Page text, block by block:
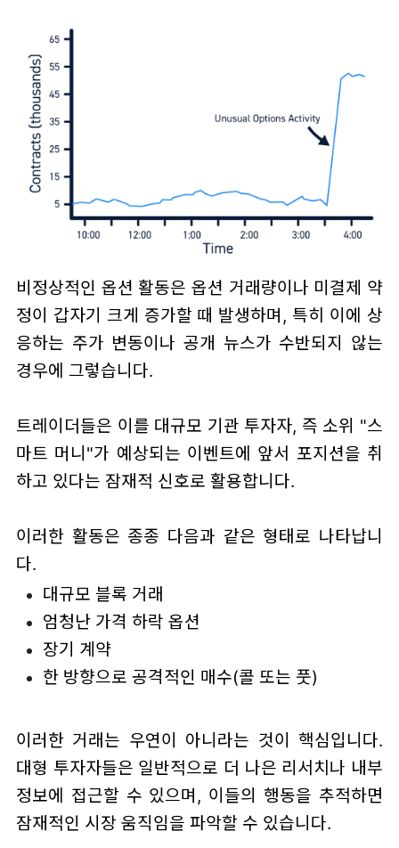
비정상적인 옵션 활동은 옵션 거래량이나 미결제 약
정이 갑자기 크게 증가할 때 발생하며, 특히 이에 상
응하는 주가 변동이나 공개 뉴스가 수반되지 않는
경우에 그렇습니다.
트레이더들은 이를 대규모 기관 투자자, 즉 소위 "스
마트 머니"가 예상되는 이벤트에 앞서 포지션을 취
하고 있다는 잠재적 신호로 활용합니다.
이러한 활동은 종종 다음과 같은 형태로 나타납니
다.
대규모 블록 거래
엄청난 가격 하락 옵션
장기 계약
한 방향으로 공격적인 매수(콜 또는 풋)
이러한 거래는 우연이 아니라는 것이 핵심입니다.
대형 투자자들은 일반적으로 더 나은 리서치나 내부
정보에 접근할 수 있으며, 이들의 행동을 추적하면
잠재적인 시장 움직임을 파악할 수 있습니다.